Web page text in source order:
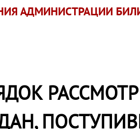
АДМИНИСТРАЦИИ